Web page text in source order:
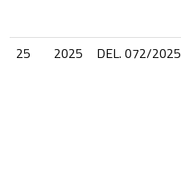
25
2025 DEL. 072/2025